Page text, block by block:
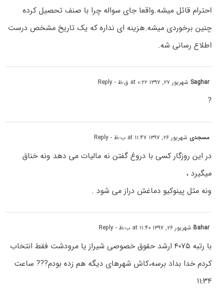
احترام قائل میشه.واقعا جای سواله چرا با صنف تحصیل کرده
چنین برخوردی میشه.هزینه ای نداره که یک تاریخ مشخص درست
اطلاع رسانی شه.
Saghar شهریور ۲۷, ۱۳۹۷ at ۰:۲۲ ق٫ظ - Reply
?
مسجدی شهریور ۲۶, ۱۳۹۷ at ۱۱:۴۷ ب٫ظ - Reply
در این روزگار کسی با دروغ گفتن نه مالیات می دهد ونه خناق
میگیرد ،
ونه مثل پینوکیو دماغش دراز می شود .
Baharشهریور ۲۶, ۱۳۹۷ at ۱۱:۴۰ ب٫ظ - Reply
با رتبه ۴۰۷۵ ارشد حقوق خصوصی شیراز یا مرودشت فقط انتخاب
کردم خدا بداد برسه،کاش شهرهای دیگه هم زده بودم??? ساعت
۱۱:۳۴